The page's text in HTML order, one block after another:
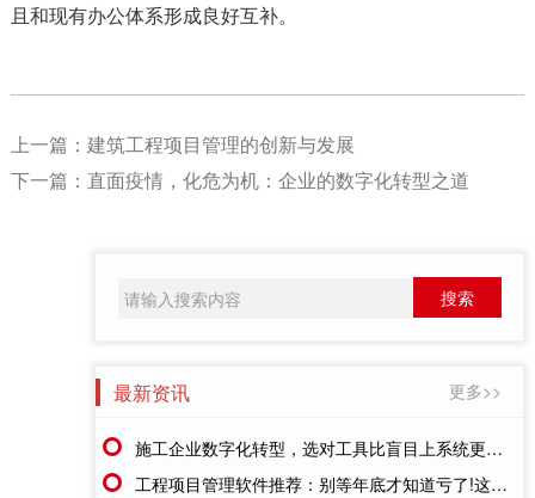
且和现有办公体系形成良好互补。
上一篇： 建筑工程项目管理的创新与发展
下一篇： 直面疫情，化危为机：企业的数字化转型之道
最新资讯 更多>>
施工企业数字化转型，选对工具比盲目上系统更重要
工程项目管理软件推荐：别等年底才知道亏了!这套系统让每一分钱都有迹可循